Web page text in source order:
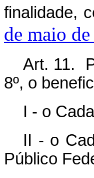
finalidade,
de maio
Art. 11.
8º, o
I - o
II - o
Público